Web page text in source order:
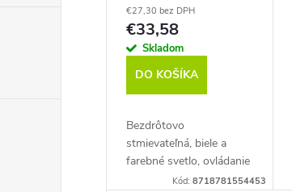
€27,30 bez DPH
€33,58
Skladom
DO KOŠÍKA
Bezdrôtovo
stmievateľná, biele a
farebné svetlo, ovládanie
hlasom. Mostík (bridge)
Kód: 8718781554453